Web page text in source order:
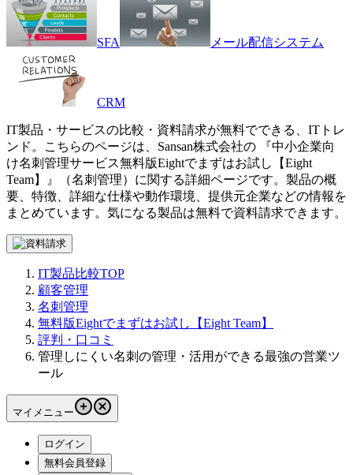
SFA メール配信システム
CRM
IT製品・サービスの比較・資料請求が無料でできる、ITトレ
ンド。こちらのページは、 Sansan株式会社の 『 中小企業向
け名刺管理サービス無料版Eightでまずはお試し【Eight
Team】
』（名刺管理）に関する詳細ページです。製品の概
要、特徴、詳細な仕様や動作環境、提供元企業などの情報を
まとめています。気になる製品は無料で資料請求できます。
IT製品比較TOP
顧客管理
名刺管理
無料版Eightでまずはお試し【Eight Team】
評判・口コミ
管理しにくい名刺の管理・活用ができる最強の営業ツ
ール
マイメニュー
ログイン
無料会員登録